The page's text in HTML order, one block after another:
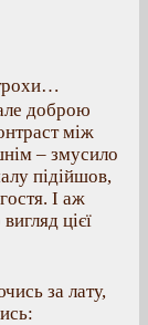
доброю
між
– змусило
підійшов,
І аж
цієї
за лату,